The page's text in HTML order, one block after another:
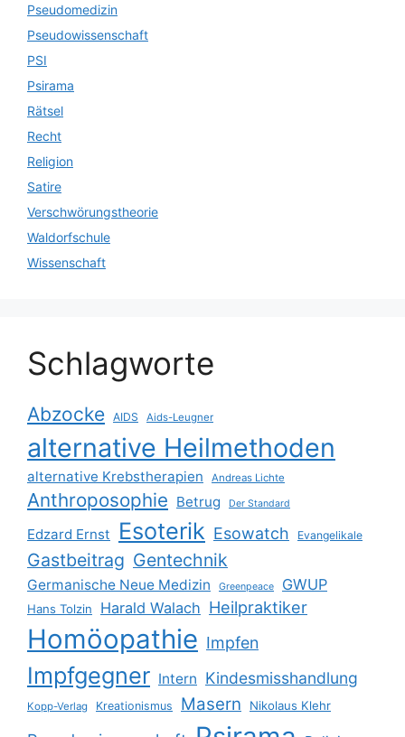
Pseudomedizin
Pseudowissenschaft
PSI
Psirama
Rätsel
Recht
Religion
Satire
Verschwörungstheorie
Waldorfschule
Wissenschaft
Schlagworte
Abzocke AIDS Aids-Leugner
alternative Heilmethoden
alternative Krebstherapien Andreas Lichte
Anthroposophie Betrug Der Standard
Edzard Ernst Esoterik Esowatch Evangelikale
Gastbeitrag Gentechnik
Germanische Neue Medizin Greenpeace GWUP
Hans Tolzin Harald Walach Heilpraktiker
Homöopathie Impfen
Impfgegner Intern Kindesmisshandlung
Kopp-Verlag Kreationismus Masern Nikolaus Klehr